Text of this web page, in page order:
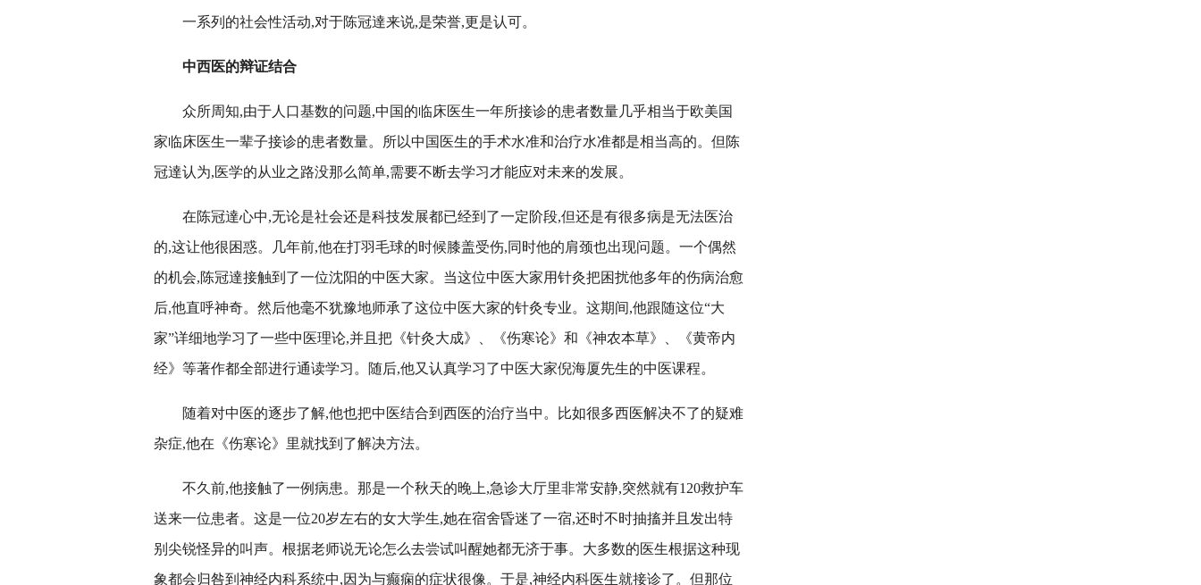
一系列的社会性活动,对于陈冠達来说,是荣誉,更是认可。
中西医的辩证结合
众所周知,由于人口基数的问题,中国的临床医生一年所接诊的患者数量几乎相当于欧美国
家临床医生一辈子接诊的患者数量。所以中国医生的手术水准和治疗水准都是相当高的。但陈
冠達认为,医学的从业之路没那么简单,需要不断去学习才能应对未来的发展。
在陈冠達心中,无论是社会还是科技发展都已经到了一定阶段,但还是有很多病是无法医治
的,这让他很困惑。几年前,他在打羽毛球的时候膝盖受伤,同时他的肩颈也出现问题。一个偶然
的机会,陈冠達接触到了一位沈阳的中医大家。当这位中医大家用针灸把困扰他多年的伤病治愈
后,他直呼神奇。然后他毫不犹豫地师承了这位中医大家的针灸专业。这期间,他跟随这位“大
家”详细地学习了一些中医理论,并且把《针灸大成》、《伤寒论》和《神农本草》、《黄帝内
经》等著作都全部进行通读学习。随后,他又认真学习了中医大家倪海厦先生的中医课程。
随着对中医的逐步了解,他也把中医结合到西医的治疗当中。比如很多西医解决不了的疑难
杂症,他在《伤寒论》里就找到了解决方法。
不久前,他接触了一例病患。那是一个秋天的晚上,急诊大厅里非常安静,突然就有120救护车
送来一位患者。这是一位20岁左右的女大学生,她在宿舍昏迷了一宿,还时不时抽搐并且发出特
别尖锐怪异的叫声。根据老师说无论怎么去尝试叫醒她都无济于事。大多数的医生根据这种现
象都会归咎到神经内科系统中,因为与癫痫的症状很像。于是,神经内科医生就接诊了。但那位